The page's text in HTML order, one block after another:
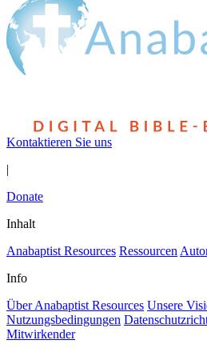
Kontaktieren Sie uns
|
Donate
Inhalt
Anabaptist Resources Ressourcen
Info
Über Anabaptist Resources Unsere
Nutzungsbedingungen
Mitwirkender